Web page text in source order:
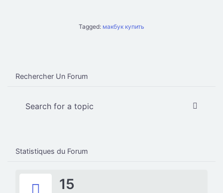
Tagged: макбук купить
Rechercher Un Forum
Statistiques du Forum
15